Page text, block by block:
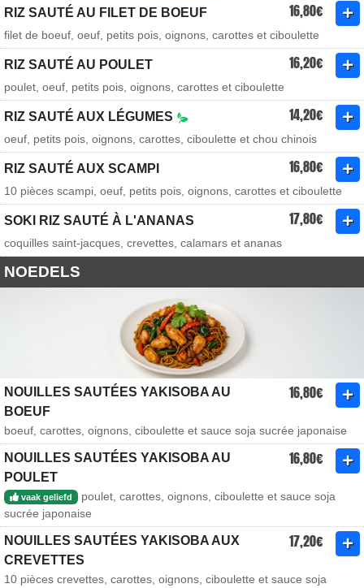
RIZ SAUTÉ AU FILET DE BOEUF 16,80€
filet de boeuf, oeuf, petits pois, oignons, carottes et ciboulette
RIZ SAUTÉ AU POULET 16,20€
poulet, oeuf, petits pois, oignons, carottes et ciboulette
RIZ SAUTÉ AUX LÉGUMES 14,20€
oeuf, petits pois, oignons, carottes, ciboulette et chou chinois
RIZ SAUTÉ AUX SCAMPI 16,80€
10 pièces scampi, oeuf, petits pois, oignons, carottes et ciboulette
SOKI RIZ SAUTÉ À L'ANANAS 17,80€
coquilles saint-jacques, crevettes, calamars et ananas
NOEDELS
NOUILLES SAUTÉES YAKISOBA AU
BOEUF
16,80€
boeuf, carottes, oignons, ciboulette et sauce soja sucrée japonaise
NOUILLES SAUTÉES YAKISOBA AU
POULET
16,80€
vaak geliefd
poulet, carottes, oignons, ciboulette et sauce soja
sucrée japonaise
NOUILLES SAUTÉES YAKISOBA AUX
CREVETTES
17,20€
10 pièces crevettes, carottes, oignons, ciboulette et sauce soja